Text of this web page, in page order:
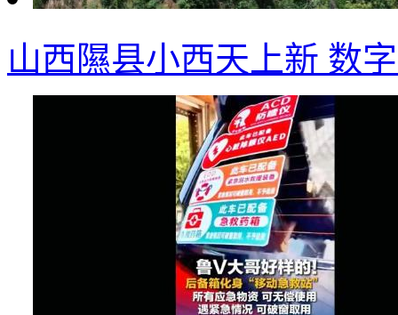
山西隰县小西天上新 数